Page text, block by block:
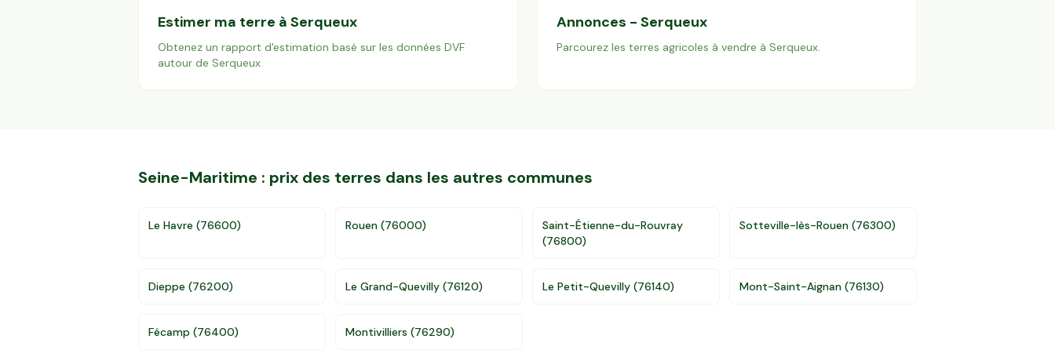
Estimer ma terre à Serqueux
Obtenez un rapport d'estimation basé sur les données DVF
autour de Serqueux.
Annonces - Serqueux
Parcourez les terres agricoles à vendre à Serqueux.
Seine-Maritime : prix des terres dans les autres communes
Le Havre (76600) Rouen (76000)
Saint-Étienne-du-Rouvray
(76800)
Sotteville-lès-Rouen (76300)
Dieppe (76200) Le Grand-Quevilly (76120) Le Petit-Quevilly (76140) Mont-Saint-Aignan (76130)
Fécamp (76400) Montivilliers (76290)